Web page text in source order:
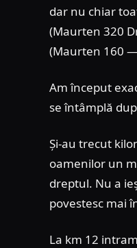
dar nu chiar
(Maurten 320
(Maurten 160
Am început
se întâmplă
Și-au trecut
oamenilor un
dreptul. Nu a
povestesc mai
La km 12